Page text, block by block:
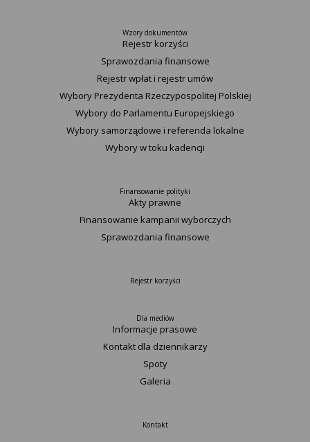
Wzory dokumentów
Rejestr korzyści
Sprawozdania finansowe
Rejestr wpłat i rejestr umów
Wybory Prezydenta Rzeczypospolitej Polskiej
Wybory do Parlamentu Europejskiego
Wybory samorządowe i referenda lokalne
Wybory w toku kadencji
Finansowanie polityki
Akty prawne
Finansowanie kampanii wyborczych
Sprawozdania finansowe
Rejestr korzyści
Dla mediów
Informacje prasowe
Kontakt dla dziennikarzy
Spoty
Galeria
Kontakt